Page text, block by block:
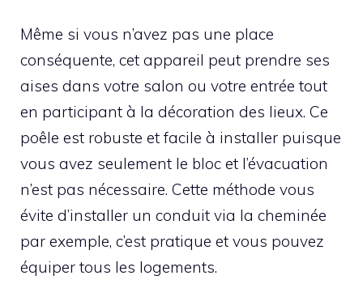
Même si vous n’avez pas une place
conséquente, cet appareil peut prendre ses
aises dans votre salon ou votre entrée tout
en participant à la décoration des lieux. Ce
poêle est robuste et facile à installer puisque
vous avez seulement le bloc et l’évacuation
n’est pas nécessaire. Cette méthode vous
évite d’installer un conduit via la cheminée
par exemple, c’est pratique et vous pouvez
équiper tous les logements.